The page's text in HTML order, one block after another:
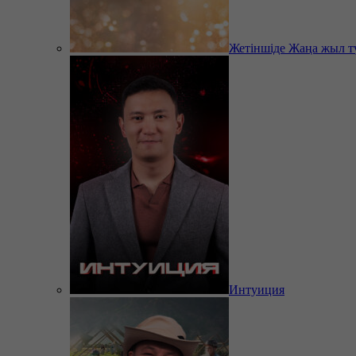
Жетіншіде Жаңа жыл
Интуиция